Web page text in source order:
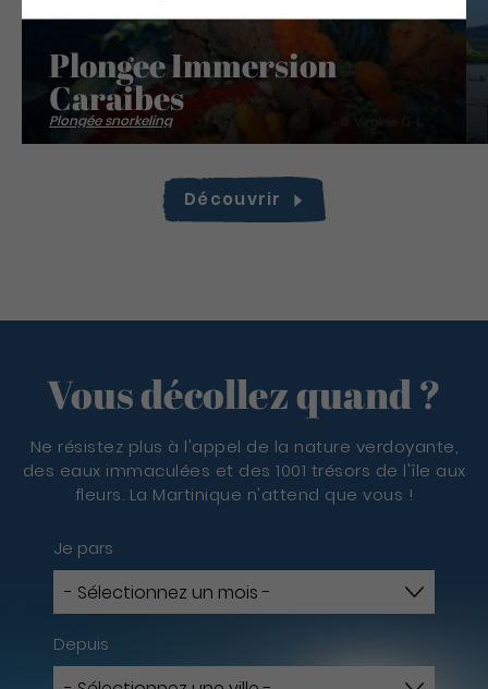
Plongee Immersion
Caraibes
Plongée snorkeling
Découvrir
Vous décollez quand ?
Ne résistez plus à l'appel de la nature verdoyante,
des eaux immaculées et des 1001 trésors de l'île aux
fleurs. La Martinique n'attend que vous !
Je pars
Depuis